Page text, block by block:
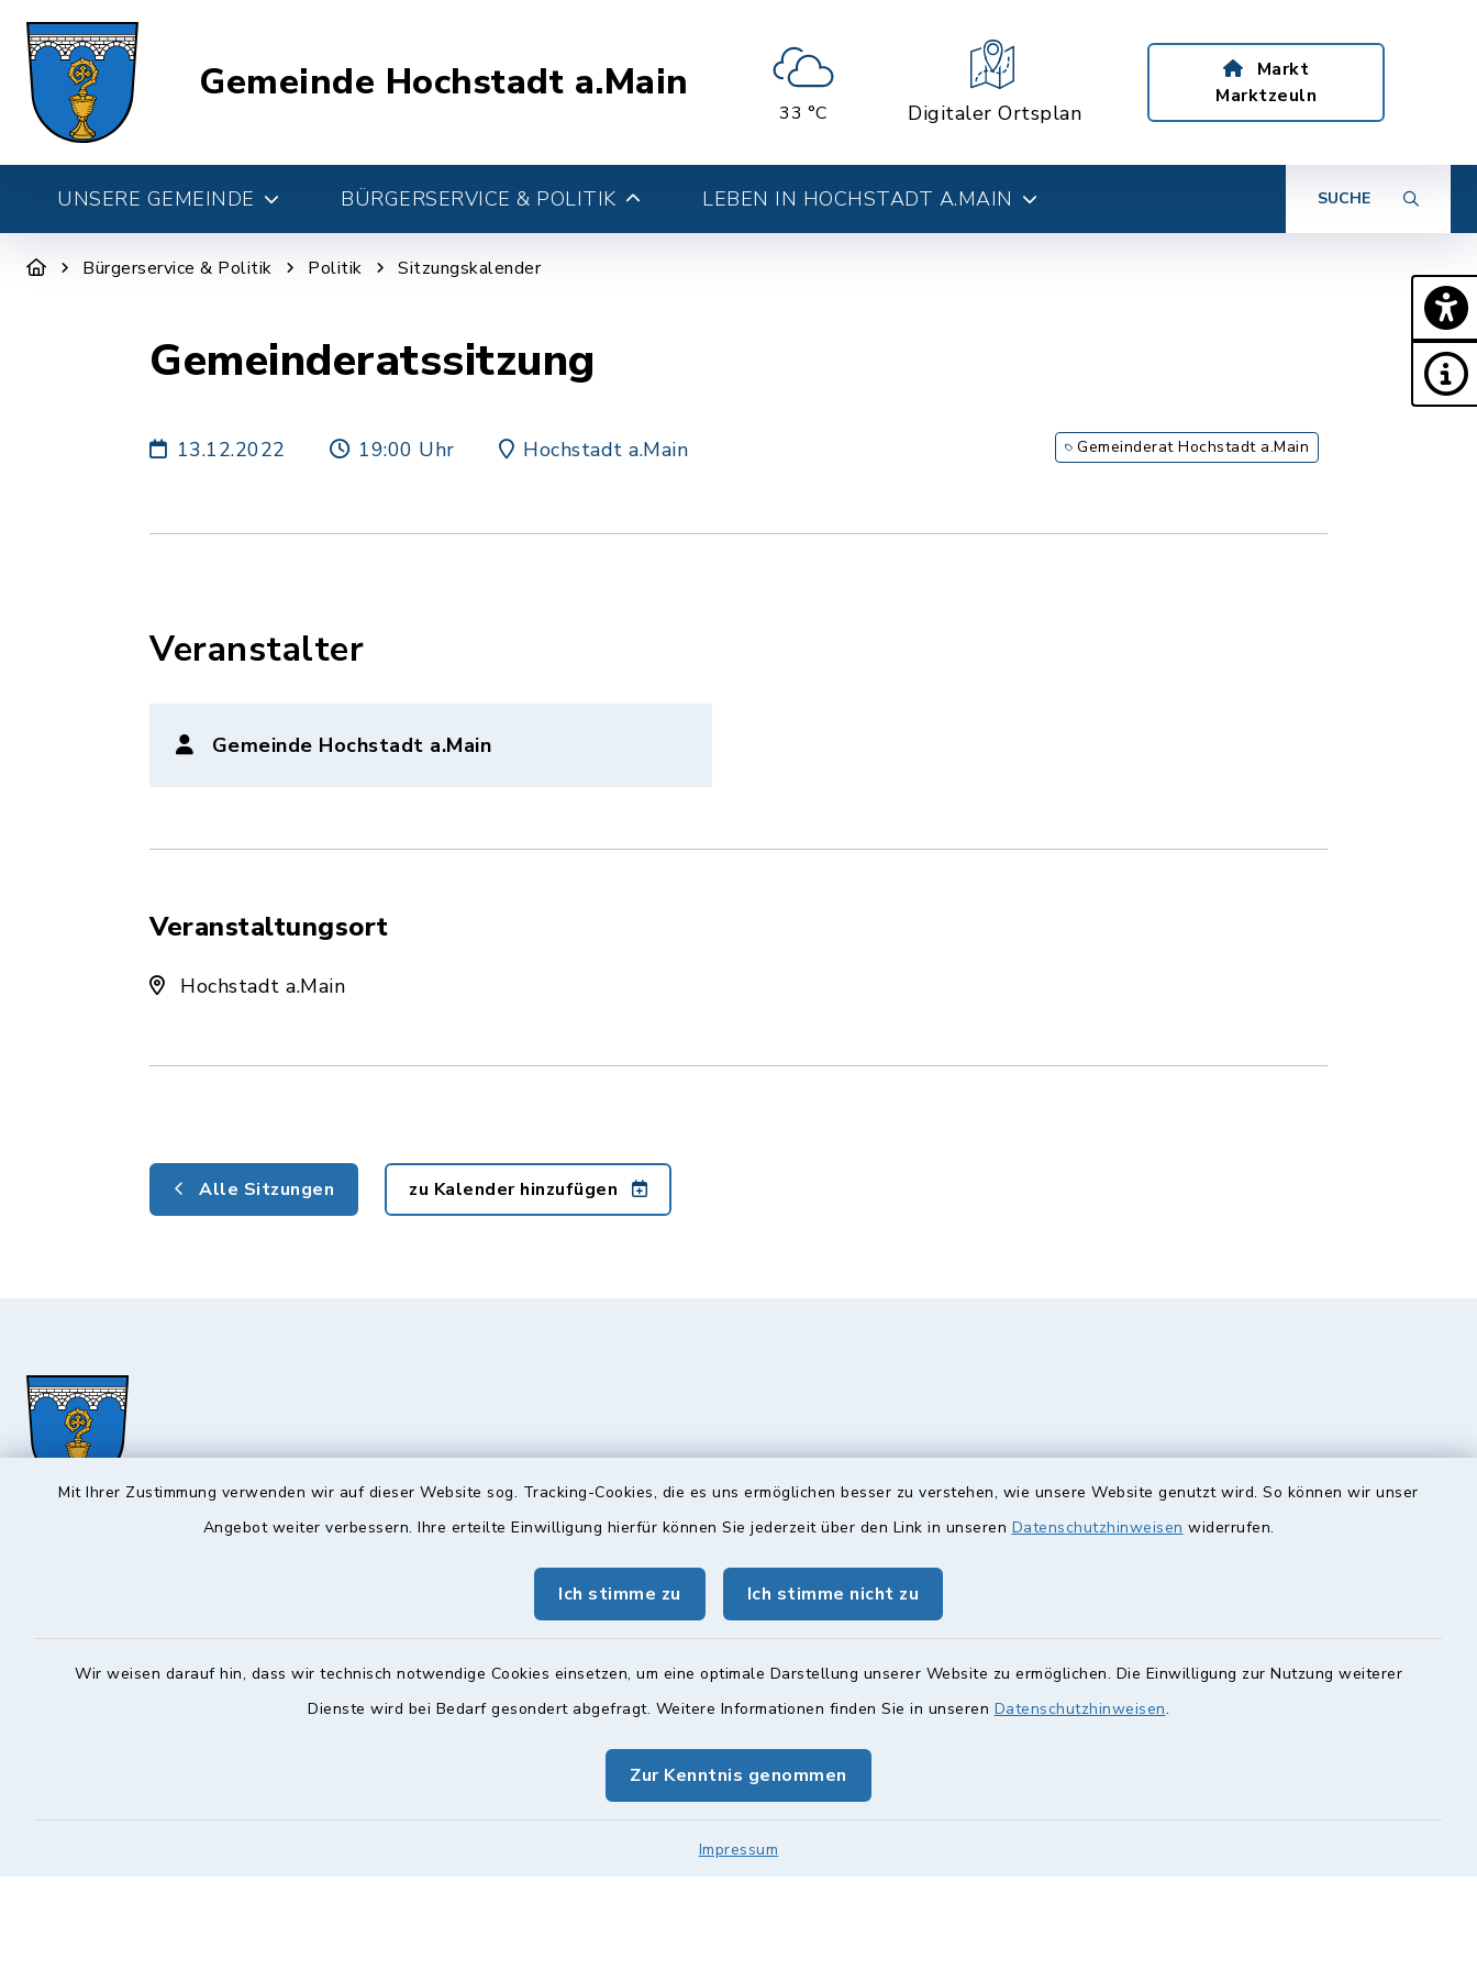
Mit Ihrer Zustimmung verwenden wir auf dieser Website sog. Tracking-Cookies, die es uns ermöglichen besser zu verstehen, wie unsere Website genutzt wird. So können wir unser
Angebot weiter verbessern. Ihre erteilte Einwilligung hierfür können Sie jederzeit über den Link in unseren Datenschutzhinweisen widerrufen.
Ich stimme zu Ich stimme nicht zu
Wir weisen darauf hin, dass wir technisch notwendige Cookies einsetzen, um eine optimale Darstellung unserer Website zu ermöglichen. Die Einwilligung zur Nutzung weiterer
Dienste wird bei Bedarf gesondert abgefragt. Weitere Informationen finden Sie in unseren Datenschutzhinweisen.
Zur Kenntnis genommen
Impressum
Gemeinde Hochstadt a.Main
33 °C Digitaler Ortsplan
Markt
Marktzeuln
UNSERE GEMEINDE BÜRGERSERVICE & POLITIK LEBEN IN HOCHSTADT A.MAIN SUCHE
Bürgerservice & Politik Politik Sitzungskalender
Gemeinderatssitzung
13.12.2022 19:00 Uhr Hochstadt a.Main Gemeinderat Hochstadt a.Main
Veranstalter
Gemeinde Hochstadt a.Main
Veranstaltungsort
Hochstadt a.Main
Alle Sitzungen zu Kalender hinzufügen
Hochstadt a.Main
96272 Hochstadt a.Main
09574 6236-42
Öffnungszeiten
Montag, Mittwoch und Freitag:
Donnerstag zusätzlich:
14:30-18:00 Uhr
Bürgersprechstunde
Sprechstunde:
Weitere Informationen finden Sie hier.
Quicklinks
Obermain Jura
Veranstaltungskalender
geoPortal Lichtenfels